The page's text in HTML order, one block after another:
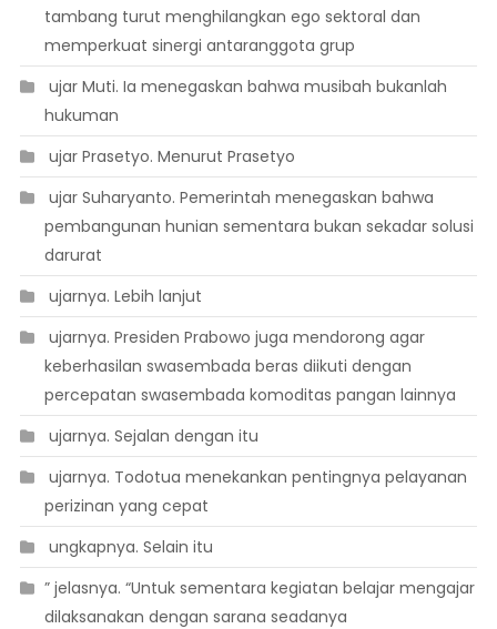
tambang turut menghilangkan ego sektoral dan
memperkuat sinergi antaranggota grup
 ujar Muti. Ia menegaskan bahwa musibah bukanlah
hukuman
 ujar Prasetyo. Menurut Prasetyo
 ujar Suharyanto. Pemerintah menegaskan bahwa
pembangunan hunian sementara bukan sekadar solusi
darurat
 ujarnya. Lebih lanjut
 ujarnya. Presiden Prabowo juga mendorong agar
keberhasilan swasembada beras diikuti dengan
percepatan swasembada komoditas pangan lainnya
 ujarnya. Sejalan dengan itu
 ujarnya. Todotua menekankan pentingnya pelayanan
perizinan yang cepat
 ungkapnya. Selain itu
” jelasnya. “Untuk sementara kegiatan belajar mengajar
dilaksanakan dengan sarana seadanya